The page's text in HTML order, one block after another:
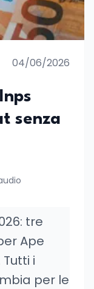
04/06/2026
senza
tre
Ape
i
per le